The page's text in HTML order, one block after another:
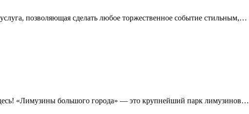
позволяющая сделать любое торжественное событие стильным,…
«Лимузины большого города» — это крупнейший парк лимузинов…